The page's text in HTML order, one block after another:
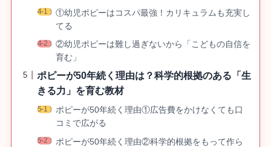
①幼児ポピーはコスパ最強！カリキュラムも充実し
てる
②幼児ポピーは難し過ぎないから「こどもの自信を
育む」
ポピーが50年続く理由は？科学的根拠のある「生
きる力」を育む教材
ポピーが50年続く理由①広告費をかけなくても口
コミで広がる
ポピーが50年続く理由②科学的根拠をもって作ら